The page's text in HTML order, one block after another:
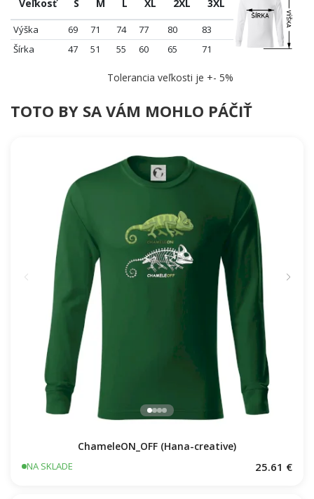
potvrdil!
Veľkosť S M L XL 2XL 3XL
Výška 69 71 74 77 80
83
Šírka
47 51 55 60 65 71
Tolerancia veľkosti je +- 5%
TOTO BY SA VÁM MOHLO PÁČIŤ
ChameleON_OFF (Hana-creative)
NA SKLADE 25.61 €